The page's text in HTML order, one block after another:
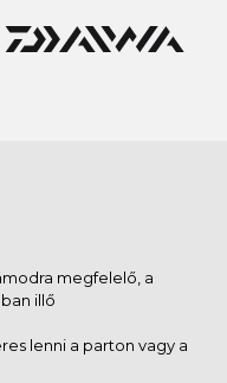
megfelelő, a
illő
lenni a parton vagy a